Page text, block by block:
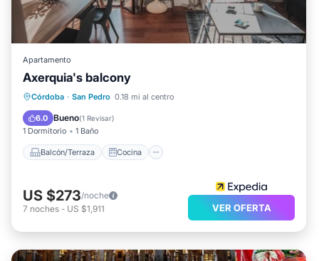
Apartamento
Axerquia's balcony
Córdoba · San Pedro 0.18 mi al centro
6.0 Bueno(1 Revisar)
1 Dormitorio 1 Baño
Balcón/Terraza Cocina
Balcón/Terraza
Cocina
Aire acondicionado
US $273/noche
7 noches - US $1,911 VER OFERTA